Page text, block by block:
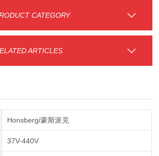
CATEGORY
ARTICLES
Honsberg/豪斯派克
37V-440V